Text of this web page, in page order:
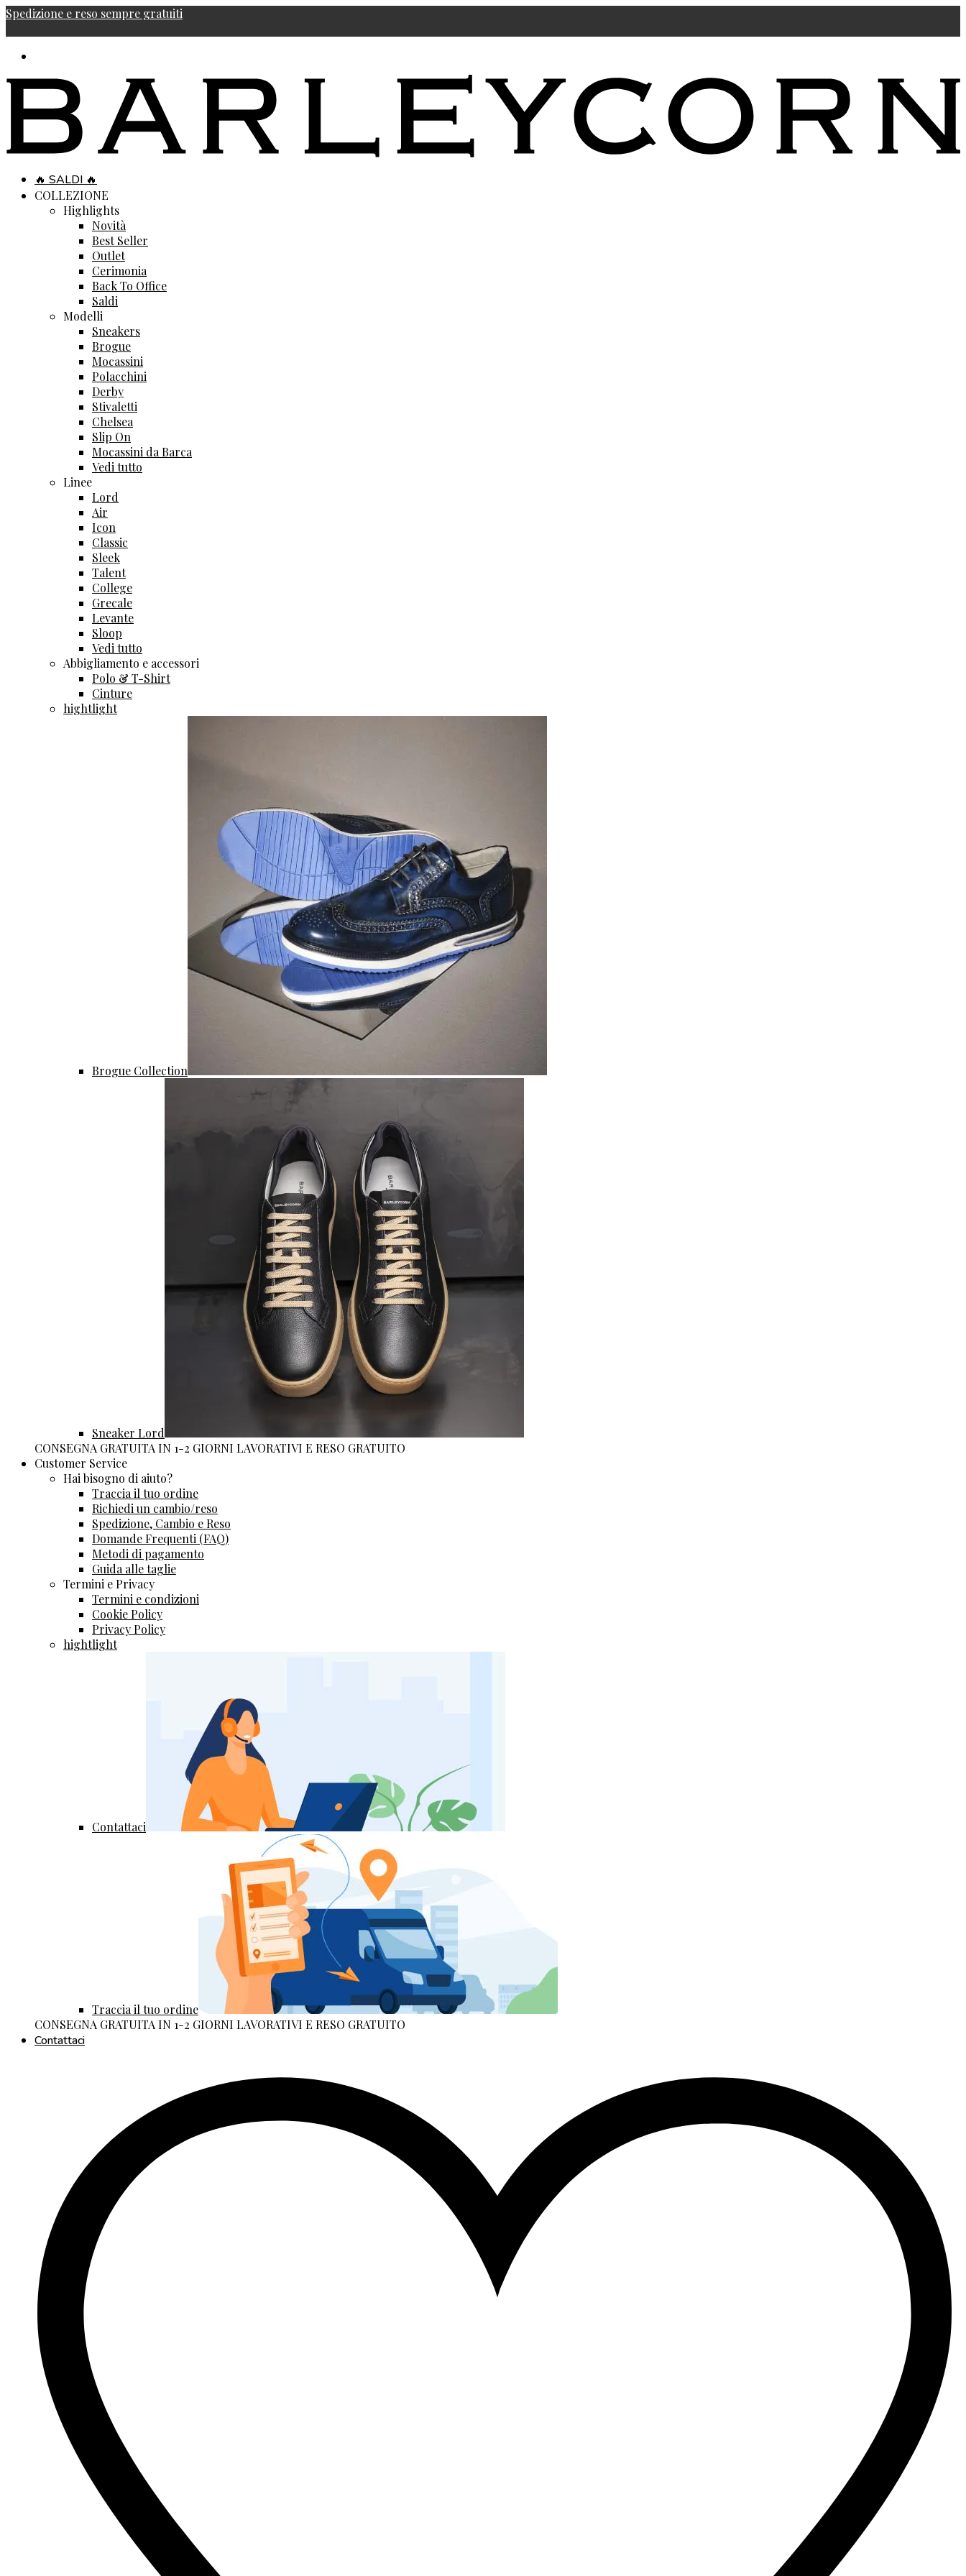
Spedizione e reso sempre gratuiti
🔥 SALDI 🔥
COLLEZIONE
Highlights
Novità
Best Seller
Outlet
Cerimonia
Back To Office
Saldi
Modelli
Sneakers
Brogue
Mocassini
Polacchini
Derby
Stivaletti
Chelsea
Slip On
Mocassini da Barca
Vedi tutto
Linee
Lord
Air
Icon
Classic
Sleek
Talent
College
Grecale
Levante
Sloop
Vedi tutto
Abbigliamento e accessori
Polo & T-Shirt
Cinture
hightlight
Brogue Collection
Sneaker Lord
CONSEGNA GRATUITA IN 1-2 GIORNI LAVORATIVI E RESO GRATUITO
Customer Service
Hai bisogno di aiuto?
Traccia il tuo ordine
Richiedi un cambio/reso
Spedizione, Cambio e Reso
Domande Frequenti (FAQ)
Metodi di pagamento
Guida alle taglie
Termini e Privacy
Termini e condizioni
Cookie Policy
Privacy Policy
hightlight
Contattaci
Traccia il tuo ordine
CONSEGNA GRATUITA IN 1-2 GIORNI LAVORATIVI E RESO GRATUITO
Contattaci